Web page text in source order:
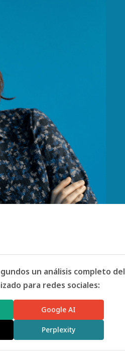
un análisis completo del
para redes sociales:
Google AI
Perplexity